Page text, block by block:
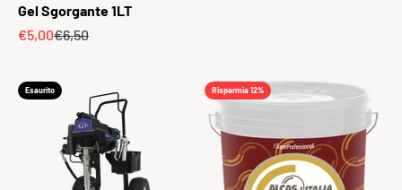
Gel Sgorgante 1LT
Prezzo scontato
€5,00Prezzo
€6,50
Esaurito Risparmia 12%